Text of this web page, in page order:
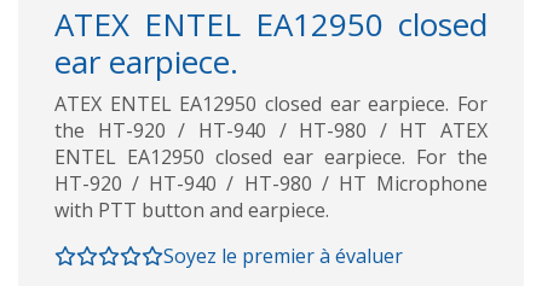
ATEX ENTEL EA12950 closed
ear earpiece.
ATEX ENTEL EA12950 closed ear earpiece. For
the HT-920 / HT-940 / HT-980 / HT ATEX
ENTEL EA12950 closed ear earpiece. For the
HT-920 / HT-940 / HT-980 / HT Microphone
with PTT button and earpiece.
Soyez le premier à évaluer